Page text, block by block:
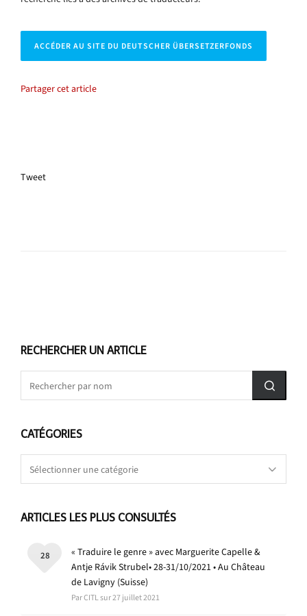
ACCÉDER AU SITE DU DEUTSCHER ÜBERSETZERFONDS
Partager cet article
Tweet
RECHERCHER UN ARTICLE
CATÉGORIES
ARTICLES LES PLUS CONSULTÉS
« Traduire le genre » avec Marguerite Capelle &
Antje Rávik Strubel• 28-31/10/2021 • Au Château
de Lavigny (Suisse)
Par CITL sur 27 juillet 2021
28